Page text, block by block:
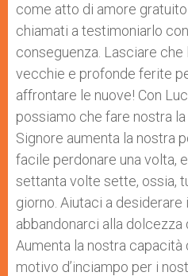
come atto di amore
chiamati a testimoniarlo
conseguenza. Lasciare
vecchie e profonde ferite
affrontare le nuove! Con
possiamo che fare nostra
Signore aumenta la nostra
facile perdonare una volta,
settanta volte sette, ossia,
giorno. Aiutaci a desiderare
abbandonarci alla dolcezza
Aumenta la nostra capacità
motivo d’inciampo per i